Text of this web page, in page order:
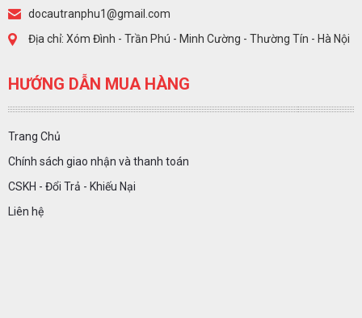
docautranphu1@gmail.com
Địa chỉ: Xóm Đình - Trần Phú - Minh Cường - Thường Tín - Hà Nội
HƯỚNG DẪN MUA HÀNG
Trang Chủ
Chính sách giao nhận và thanh toán
CSKH - Đổi Trả - Khiếu Nại
Liên hệ